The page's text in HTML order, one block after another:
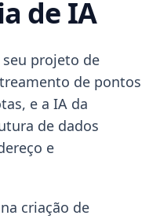
de IA
projeto de
de pontos
e a IA da
de dados
e
criação de